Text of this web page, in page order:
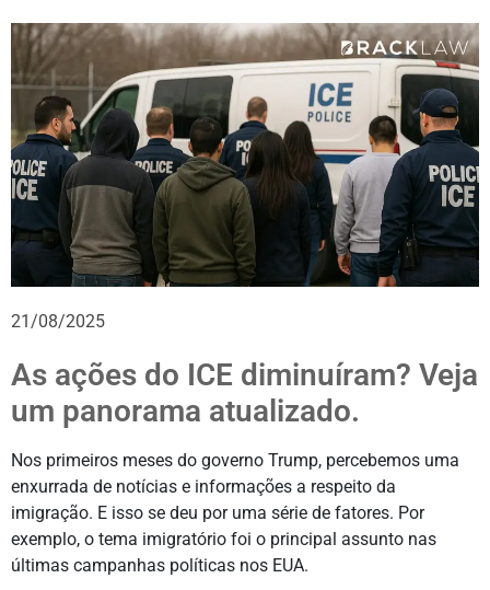
21/08/2025
As ações do ICE diminuíram? Veja
um panorama atualizado.
Nos primeiros meses do governo Trump, percebemos uma
enxurrada de notícias e informações a respeito da
imigração. E isso se deu por uma série de fatores. Por
exemplo, o tema imigratório foi o principal assunto nas
últimas campanhas políticas nos EUA.